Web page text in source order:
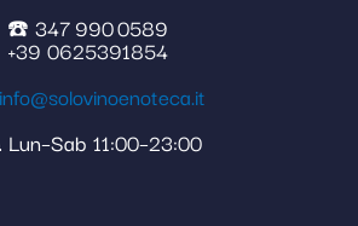
☎️ 347 990 0589
+39 0625391854
info@solovinoenoteca.it
11:00–23:00